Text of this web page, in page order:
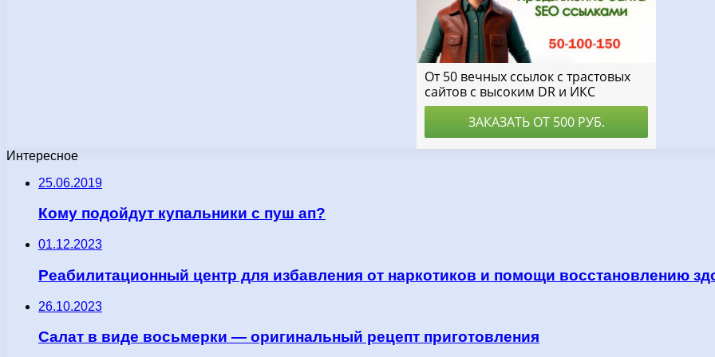
Интересное
25.06.2019
Кому подойдут купальники с пуш ап?
01.12.2023
Реабилитационный центр для избавления от наркотиков и помощи восстановлению
26.10.2023
Салат в виде восьмерки — оригинальный рецепт приготовления